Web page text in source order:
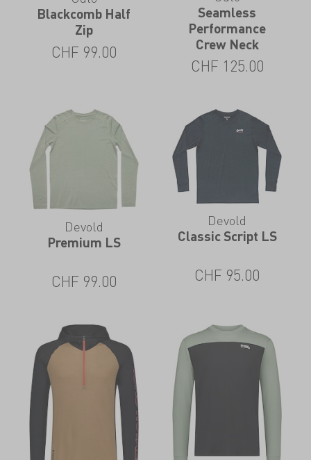
Blackcomb Half
Zip
CHF 99.00
Seamless
Performance
Crew Neck
CHF 125.00
Devold
Premium LS
CHF 99.00
Devold
Classic Script LS
CHF 95.00